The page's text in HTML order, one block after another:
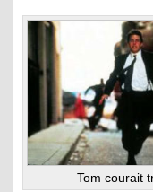
Tom courait